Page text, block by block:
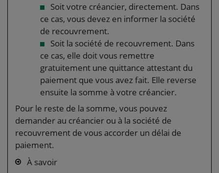
Soit votre créancier, directement. Dans
ce cas, vous devez en informer la société
de recouvrement.
Soit la société de recouvrement. Dans
ce cas, elle doit vous remettre
gratuitement une quittance attestant du
paiement que vous avez fait. Elle reverse
ensuite la somme à votre créancier.
Pour le reste de la somme, vous pouvez
demander au créancier ou à la société de
recouvrement de vous accorder un délai de
paiement.
À savoir